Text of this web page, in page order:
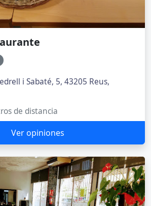
i Sabaté, 5, 43205 Reus,
de distancia
Ver opiniones